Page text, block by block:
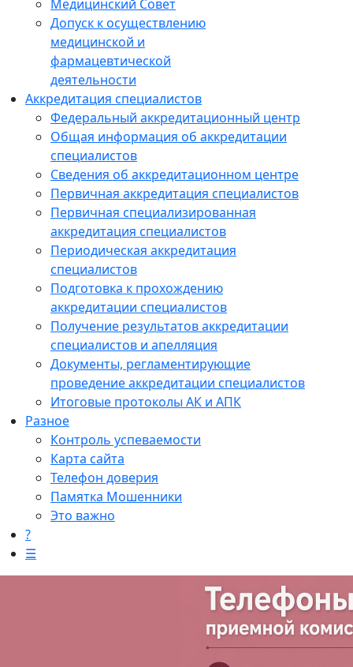
Медицинский Совет
Допуск к осуществлению
медицинской и
фармацевтической
деятельности
Аккредитация специалистов
Федеральный аккредитационный центр
Общая информация об аккредитации
специалистов
Сведения об аккредитационном центре
Первичная аккредитация специалистов
Первичная специализированная
аккредитация специалистов
Периодическая аккредитация
специалистов
Подготовка к прохождению
аккредитации специалистов
Получение результатов аккредитации
специалистов и апелляция
Документы, регламентирующие
проведение аккредитации специалистов
Итоговые протоколы АК и АПК
Разное
Контроль успеваемости
Карта сайта
Телефон доверия
Памятка Мошенники
Это важно
?
☰